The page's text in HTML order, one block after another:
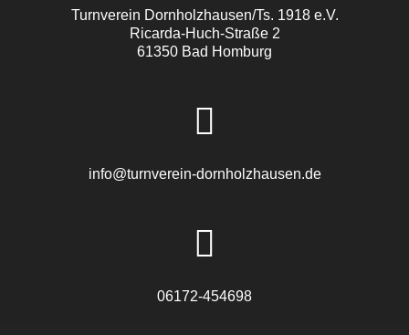
Turnverein Dornholzhausen/Ts. 1918 e.V.
Ricarda-Huch-Straße 2
61350 Bad Homburg
info@turnverein-dornholzhausen.de
06172-454698